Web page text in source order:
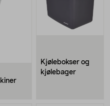
Kjølebokser og
kjølebager